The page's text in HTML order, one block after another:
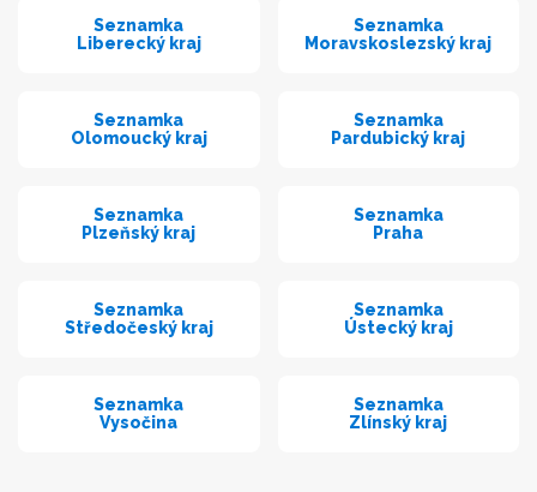
Seznamka
Liberecký kraj
Seznamka
Moravskoslezský kraj
Seznamka
Olomoucký kraj
Seznamka
Pardubický kraj
Seznamka
Plzeňský kraj
Seznamka
Praha
Seznamka
Středočeský kraj
Seznamka
Ústecký kraj
Seznamka
Vysočina
Seznamka
Zlínský kraj